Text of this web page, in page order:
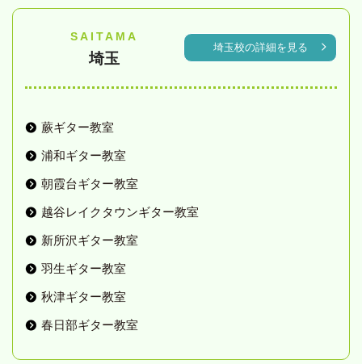
SAITAMA
埼玉
埼玉校の詳細を見る
蕨ギター教室
浦和ギター教室
朝霞台ギター教室
越谷レイクタウンギター教室
新所沢ギター教室
羽生ギター教室
秋津ギター教室
春日部ギター教室